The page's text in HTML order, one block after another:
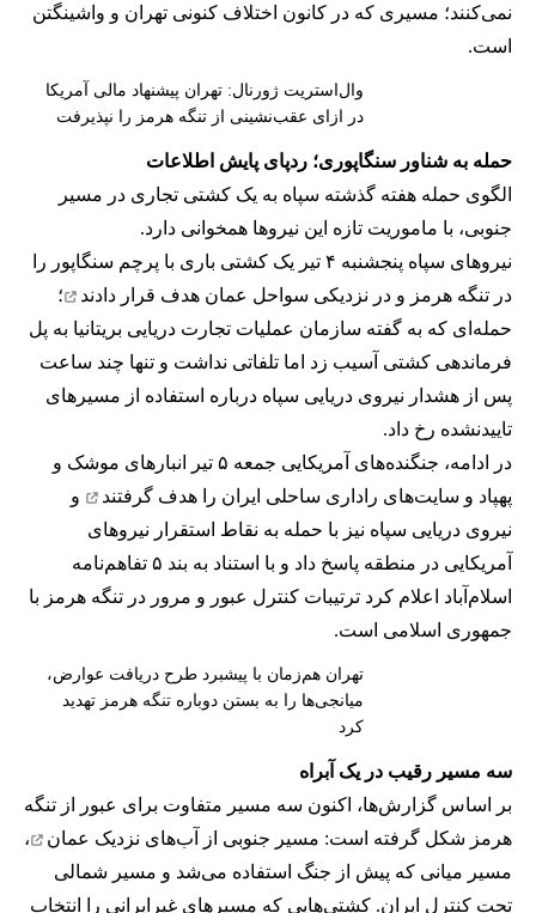
نمی‌کنند؛ مسیری که در کانون اختلاف کنونی تهران و واشینگتن
است.
وال‌استریت ژورنال: تهران پیشنهاد مالی آمریکا
در ازای عقب‌نشینی از تنگه هرمز را نپذیرفت
حمله به شناور سنگاپوری؛ ردپای پایش اطلاعات
الگوی حمله هفته گذشته سپاه به یک کشتی تجاری در مسیر
جنوبی، با ماموریت تازه این نیروها همخوانی دارد.
نیروهای سپاه پنجشنبه ۴ تیر یک کشتی باری با پرچم سنگاپور را
در تنگه هرمز و در نزدیکی سواحل عمان هدف قرار دادند
؛
حمله‌ای که به گفته سازمان عملیات تجارت دریایی بریتانیا به پل
فرماندهی کشتی آسیب زد اما تلفاتی نداشت و تنها چند ساعت
پس از هشدار نیروی دریایی سپاه درباره استفاده از مسیرهای
تاییدنشده رخ داد.
در ادامه، جنگنده‌های آمریکایی جمعه ۵ تیر انبارهای موشک و
پهپاد و سایت‌های راداری ساحلی ایران را هدف گرفتند
و
نیروی دریایی سپاه نیز با حمله به نقاط استقرار نیروهای
آمریکایی در منطقه پاسخ داد و با استناد به بند ۵ تفاهم‌نامه
اسلام‌آباد اعلام کرد ترتیبات کنترل عبور و مرور در تنگه هرمز با
جمهوری اسلامی است.
تهران هم‌زمان با پیشبرد طرح دریافت عوارض،
میانجی‌ها را به بستن دوباره تنگه هرمز تهدید
کرد
سه مسیر رقیب در یک آبراه
بر اساس گزارش‌ها، اکنون سه مسیر متفاوت برای عبور از تنگه
هرمز شکل گرفته است: مسیر جنوبی از
آب‌های نزدیک عمان
،
مسیر میانی که پیش از جنگ استفاده می‌شد و مسیر شمالی
تحت کنترل ایران. کشتی‌هایی که مسیرهای غیرایرانی را انتخاب